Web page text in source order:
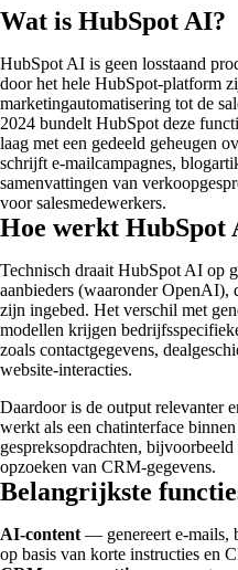
Wat is HubSpot AI?
HubSpot AI is geen losstaand
door het hele HubSpot-platform
marketingautomatisering tot de
2024 bundelt HubSpot deze
laag met een gedeeld geheugen
schrijft e-mailcampagnes,
samenvattingen van
voor salesmedewerkers.
Hoe werkt HubSpot
Technisch draait HubSpot AI op
aanbieders (waaronder
zijn ingebed. Het verschil met
modellen krijgen
zoals contactgegevens,
website-interacties.
Daardoor is de output relevanter
werkt als een chatinterface
gespreksopdrachten,
opzoeken van CRM-gegevens.
Belangrijkste
AI-content — genereert e-mails,
op basis van korte instructies en